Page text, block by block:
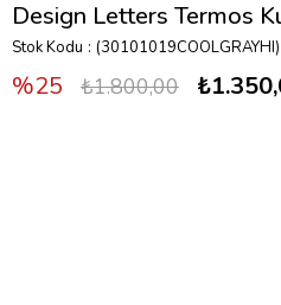
Design Letters Termos
Stok Kodu (30101019COOLGRAYHI)
25 ₺1.800,00